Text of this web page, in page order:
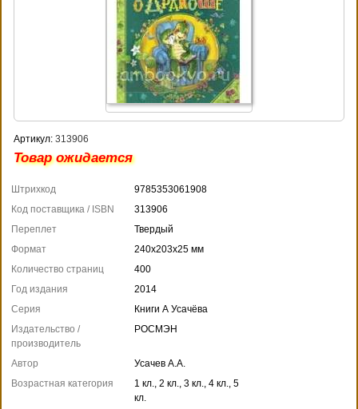
Артикул: 313906
Товар ожидается
Штрихкод
9785353061908
Код поставщика / ISBN
313906
Переплет
Твердый
Формат
240x203x25 мм
Количество страниц
400
Год издания
2014
Серия
Книги А Усачёва
Издательство /
производитель
РОСМЭН
Автор
Усачев А.А.
Возрастная категория
1 кл., 2 кл., 3 кл., 4 кл., 5
кл.